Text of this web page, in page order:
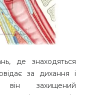
де знаходяться
за дихання і
він захищений